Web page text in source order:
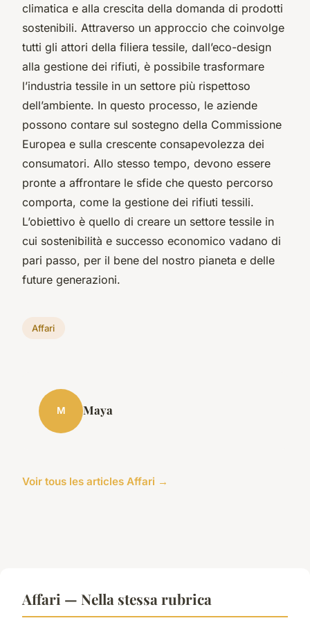
climatica e alla crescita della domanda di prodotti
sostenibili. Attraverso un approccio che coinvolge
tutti gli attori della filiera tessile, dall’eco-design
alla gestione dei rifiuti, è possibile trasformare
l’industria tessile in un settore più rispettoso
dell’ambiente. In questo processo, le aziende
possono contare sul sostegno della Commissione
Europea e sulla crescente consapevolezza dei
consumatori. Allo stesso tempo, devono essere
pronte a affrontare le sfide che questo percorso
comporta, come la gestione dei rifiuti tessili.
L’obiettivo è quello di creare un settore tessile in
cui sostenibilità e successo economico vadano di
pari passo, per il bene del nostro pianeta e delle
future generazioni.
Affari
M Maya
Voir tous les articles Affari →
Affari — Nella stessa rubrica